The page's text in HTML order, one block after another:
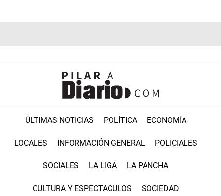
ÚLTIMAS NOTICIAS POLÍTICA ECONOMÍA
LOCALES INFORMACIÓN GENERAL POLICIALES
SOCIALES LA LIGA LA PANCHA
CULTURA Y ESPECTACULOS SOCIEDAD